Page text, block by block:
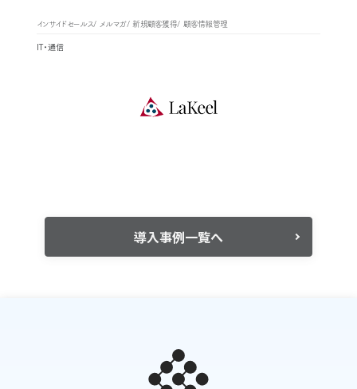
インサイドセールス メルマガ 新規顧客獲得 顧客情報管理
IT・通信
導入事例一覧へ